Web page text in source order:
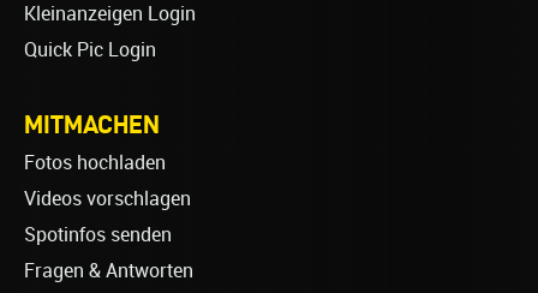
Kleinanzeigen Login
Quick Pic Login
MITMACHEN
Fotos hochladen
Videos vorschlagen
Spotinfos senden
Fragen & Antworten